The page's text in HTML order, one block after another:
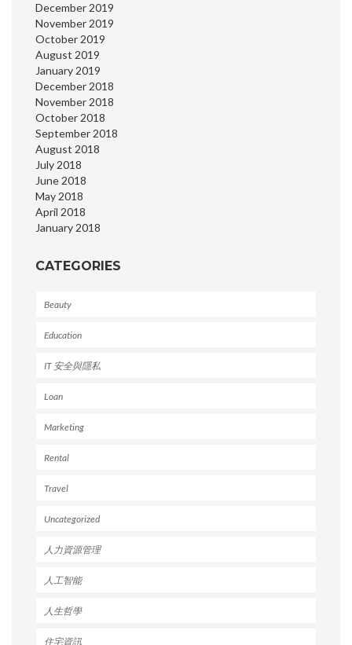
December 2019
November 2019
October 2019
August 2019
January 2019
December 2018
November 2018
October 2018
September 2018
August 2018
July 2018
June 2018
May 2018
April 2018
January 2018
CATEGORIES
Beauty
Education
IT 安全與隱私
Loan
Marketing
Rental
Travel
Uncategorized
人力資源管理
人工智能
人生哲學
住宅資訊